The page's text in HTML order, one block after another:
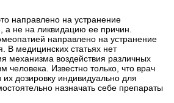
направлено на устранение
а не на ликвидацию ее причин.
направлено на устранение
В медицинских статьях нет
механизма воздействия различных
человека. Известно только, что врач
их дозировку индивидуально для
назначать себе препараты